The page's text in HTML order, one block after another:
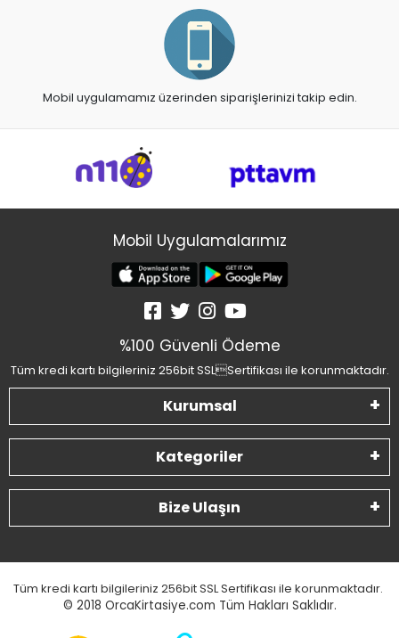
Mobil uygulamamız üzerinden siparişlerinizi takip edin.
Mobil Uygulamalarımız
%100 Güvenli Ödeme
Tüm kredi kartı bilgileriniz 256bit SSLSertifikası ile korunmaktadır.
Kurumsal
Kategoriler
Bize Ulaşın
Tüm kredi kartı bilgileriniz 256bit SSL Sertifikası ile korunmaktadır.
© 2018 OrcaKirtasiye.com Tüm Hakları Saklıdır.